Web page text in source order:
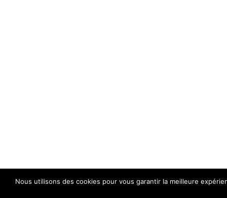
Nous utilisons des cookies pour vous garantir la meilleure